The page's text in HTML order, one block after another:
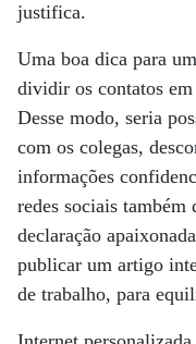
justifica.
Uma boa dica para
dividir os contatos
Desse modo, seria
com os colegas,
informações
redes sociais também
declaração
publicar um artigo
de trabalho, para